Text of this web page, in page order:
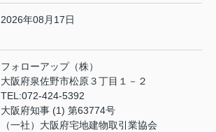
2026年08月17日
フォローアップ（株）
大阪府泉佐野市松原３丁目１－２
TEL:072-424-5392
大阪府知事 (1) 第63774号
（一社）大阪府宅地建物取引業協会